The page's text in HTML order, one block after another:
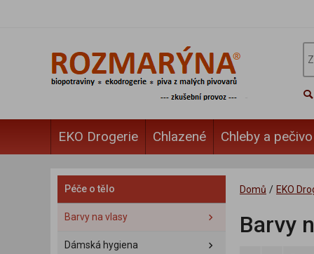
EKO Drogerie Chlazené Chleby a pečivo
Péče o tělo
Barvy na vlasy
Dámská hygiena
Domů / EKO
Barvy